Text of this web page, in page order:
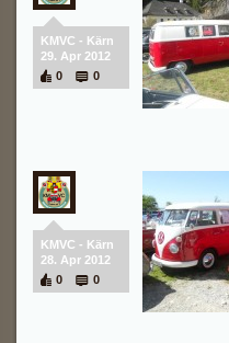
KMVC - Kärn
29. Apr 2012
0
0
KMVC - Kärn
28. Apr 2012
0
0